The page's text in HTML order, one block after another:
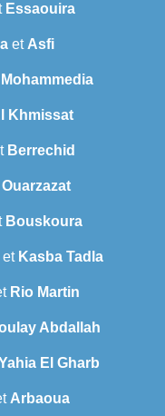
Essaouira
et Asfi
Mohammedia
Khmissat
Berrechid
Ouarzazat
Bouskoura
et Kasba Tadla
Rio Martin
Abdallah
El Gharb
Arbaoua